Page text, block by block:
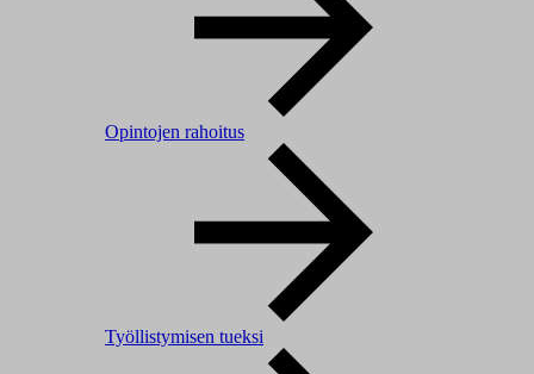
Opintojen rahoitus
Työllistymisen tueksi